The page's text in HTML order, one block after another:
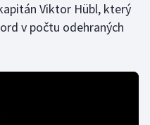
Viktor Hübl, který
v počtu odehraných